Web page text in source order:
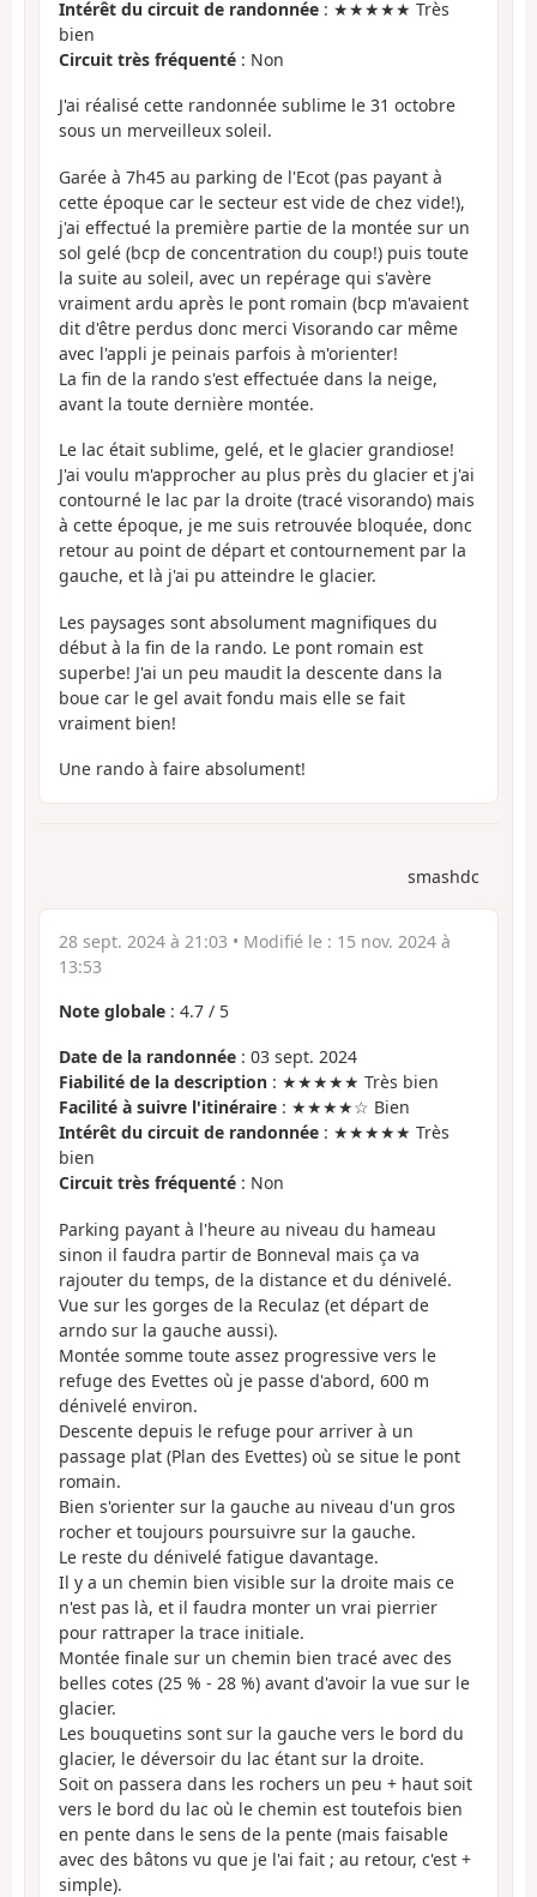
Intérêt du circuit de randonnée : ★★★★★ Très
bien
Circuit très fréquenté : Non
J'ai réalisé cette randonnée sublime le 31 octobre
sous un merveilleux soleil.
Garée à 7h45 au parking de l'Ecot (pas payant à
cette époque car le secteur est vide de chez vide!),
j'ai effectué la première partie de la montée sur un
sol gelé (bcp de concentration du coup!) puis toute
la suite au soleil, avec un repérage qui s'avère
vraiment ardu après le pont romain (bcp m'avaient
dit d'être perdus donc merci Visorando car même
avec l'appli je peinais parfois à m'orienter!
La fin de la rando s'est effectuée dans la neige,
avant la toute dernière montée.
Le lac était sublime, gelé, et le glacier grandiose!
J'ai voulu m'approcher au plus près du glacier et j'ai
contourné le lac par la droite (tracé visorando) mais
à cette époque, je me suis retrouvée bloquée, donc
retour au point de départ et contournement par la
gauche, et là j'ai pu atteindre le glacier.
Les paysages sont absolument magnifiques du
début à la fin de la rando. Le pont romain est
superbe! J'ai un peu maudit la descente dans la
boue car le gel avait fondu mais elle se fait
vraiment bien!
Une rando à faire absolument!
smashdc
28 sept. 2024 à 21:03 • Modifié le : 15 nov. 2024 à
13:53
Note globale : 4.7 / 5
Date de la randonnée : 03 sept. 2024
Fiabilité de la description : ★★★★★ Très bien
Facilité à suivre l'itinéraire : ★★★★☆ Bien
Intérêt du circuit de randonnée : ★★★★★ Très
bien
Circuit très fréquenté : Non
Parking payant à l'heure au niveau du hameau
sinon il faudra partir de Bonneval mais ça va
rajouter du temps, de la distance et du dénivelé.
Vue sur les gorges de la Reculaz (et départ de
arndo sur la gauche aussi).
Montée somme toute assez progressive vers le
refuge des Evettes où je passe d'abord, 600 m
dénivelé environ.
Descente depuis le refuge pour arriver à un
passage plat (Plan des Evettes) où se situe le pont
romain.
Bien s'orienter sur la gauche au niveau d'un gros
rocher et toujours poursuivre sur la gauche.
Le reste du dénivelé fatigue davantage.
Il y a un chemin bien visible sur la droite mais ce
n'est pas là, et il faudra monter un vrai pierrier
pour rattraper la trace initiale.
Montée finale sur un chemin bien tracé avec des
belles cotes (25 % - 28 %) avant d'avoir la vue sur le
glacier.
Les bouquetins sont sur la gauche vers le bord du
glacier, le déversoir du lac étant sur la droite.
Soit on passera dans les rochers un peu + haut soit
vers le bord du lac où le chemin est toutefois bien
en pente dans le sens de la pente (mais faisable
avec des bâtons vu que je l'ai fait ; au retour, c'est +
simple).